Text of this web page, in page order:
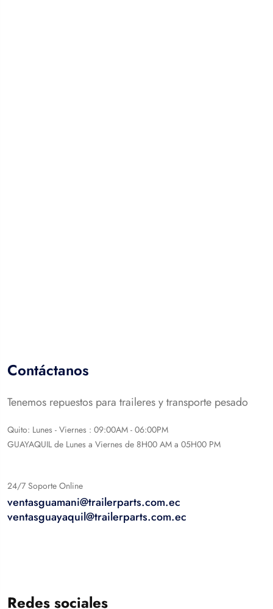
Contáctanos
Tenemos repuestos para traileres y transporte pesado
Quito: Lunes - Viernes : 09:00AM - 06:00PM
GUAYAQUIL de Lunes a Viernes de 8H00 AM a 05H00 PM
24/7 Soporte Online
ventasguamani@trailerparts.com.ec
ventasguayaquil@trailerparts.com.ec
Redes sociales